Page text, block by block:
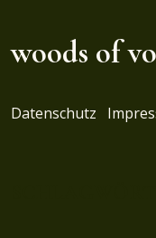
woods of
Datenschutz